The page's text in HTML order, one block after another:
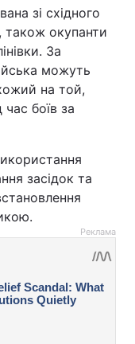
зі східного
також окупанти
За
можуть
на той,
боїв за
засідок та
Реклама